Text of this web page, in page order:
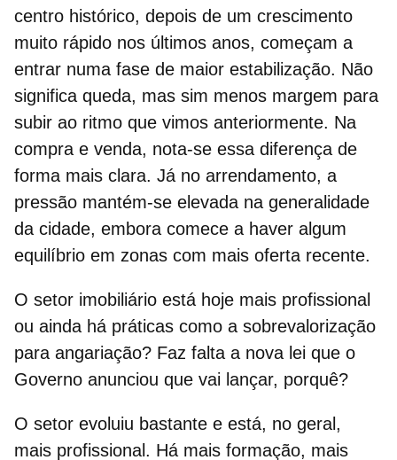
centro histórico, depois de um crescimento
muito rápido nos últimos anos, começam a
entrar numa fase de maior estabilização. Não
significa queda, mas sim menos margem para
subir ao ritmo que vimos anteriormente. Na
compra e venda, nota-se essa diferença de
forma mais clara. Já no arrendamento, a
pressão mantém-se elevada na generalidade
da cidade, embora comece a haver algum
equilíbrio em zonas com mais oferta recente.
O setor imobiliário está hoje mais profissional
ou ainda há práticas como a sobrevalorização
para angariação? Faz falta a nova lei que o
Governo anunciou que vai lançar, porquê?
O setor evoluiu bastante e está, no geral,
mais profissional. Há mais formação, mais